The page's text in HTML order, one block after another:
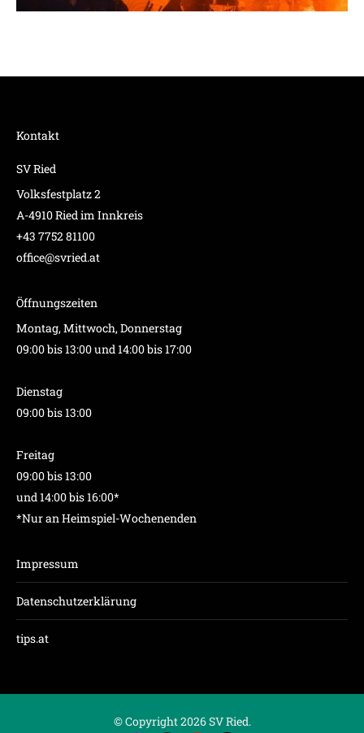
Kontakt
SV Ried
Volksfestplatz 2
A-4910 Ried im Innkreis
+43 7752 81100
office@svried.at
Öffnungszeiten
Montag, Mittwoch, Donnerstag
09:00 bis 13:00 und 14:00 bis 17:00
Dienstag
09:00 bis 13:00
Freitag
09:00 bis 13:00
und 14:00 bis 16:00*
*Nur an Heimspiel-Wochenenden
Impressum
Datenschutzerklärung
tips.at
© Copyright 2026 SV Ried.